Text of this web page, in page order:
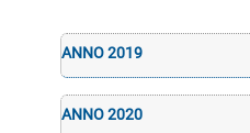
ANNO 2019
ANNO 2020